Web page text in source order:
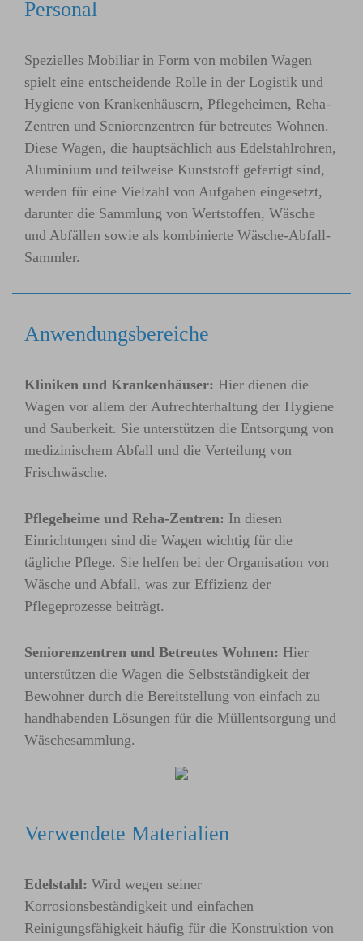
Personal
Spezielles Mobiliar in Form von mobilen Wagen
spielt eine entscheidende Rolle in der Logistik und
Hygiene von Krankenhäusern, Pflegeheimen, Reha-
Zentren und Seniorenzentren für betreutes Wohnen.
Diese Wagen, die hauptsächlich aus Edelstahlrohren,
Aluminium und teilweise Kunststoff gefertigt sind,
werden für eine Vielzahl von Aufgaben eingesetzt,
darunter die Sammlung von Wertstoffen, Wäsche
und Abfällen sowie als kombinierte Wäsche-Abfall-
Sammler.
Anwendungsbereiche
Kliniken und Krankenhäuser: Hier dienen die
Wagen vor allem der Aufrechterhaltung der Hygiene
und Sauberkeit. Sie unterstützen die Entsorgung von
medizinischem Abfall und die Verteilung von
Frischwäsche.
Pflegeheime und Reha-Zentren: In diesen
Einrichtungen sind die Wagen wichtig für die
tägliche Pflege. Sie helfen bei der Organisation von
Wäsche und Abfall, was zur Effizienz der
Pflegeprozesse beiträgt.
Seniorenzentren und Betreutes Wohnen: Hier
unterstützen die Wagen die Selbstständigkeit der
Bewohner durch die Bereitstellung von einfach zu
handhabenden Lösungen für die Müllentsorgung und
Wäschesammlung.
Verwendete Materialien
Edelstahl: Wird wegen seiner
Korrosionsbeständigkeit und einfachen
Reinigungsfähigkeit häufig für die Konstruktion von